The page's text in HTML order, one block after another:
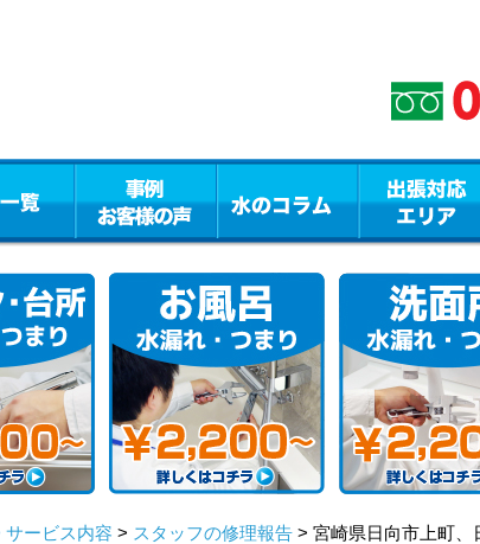
ービス内容 > スタッフの修理報告 > 宮崎県日向市上町、